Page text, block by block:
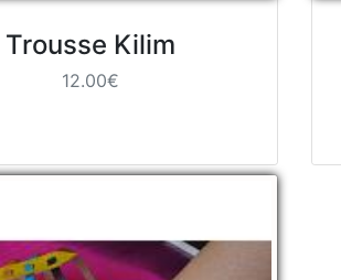
Trousse Kilim
12.00€